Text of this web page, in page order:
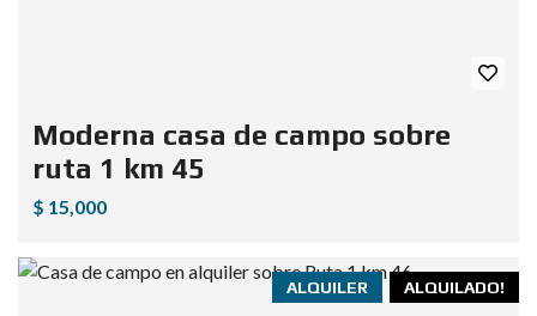
Moderna casa de campo sobre
ruta 1 km 45
$ 15,000
ALQUILADO!
ALQUILER